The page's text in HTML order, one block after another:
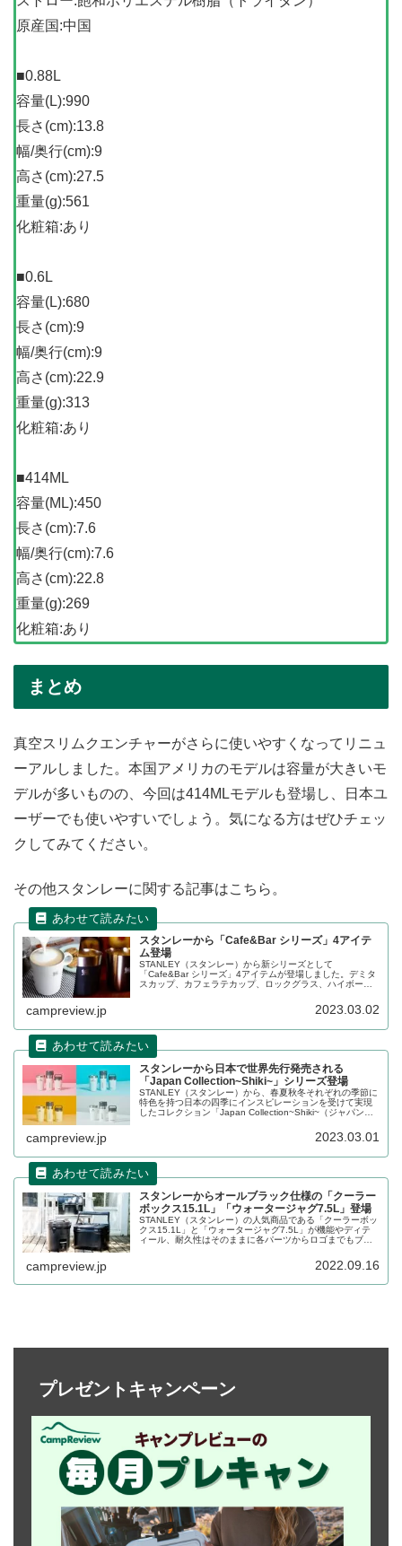
原産国:中国
■0.88L
容量(L):990
長さ(cm):13.8
幅/奥行(cm):9
高さ(cm):27.5
重量(g):561
化粧箱:あり
■0.6L
容量(L):680
長さ(cm):9
幅/奥行(cm):9
高さ(cm):22.9
重量(g):313
化粧箱:あり
■414ML
容量(ML):450
長さ(cm):7.6
幅/奥行(cm):7.6
高さ(cm):22.8
重量(g):269
化粧箱:あり
まとめ
真空スリムクエンチャーがさらに使いやすくなってリニュ
ーアルしました。本国アメリカのモデルは容量が大きいモ
デルが多いものの、今回は414MLモデルも登場し、日本ユ
ーザーでも使いやすいでしょう。気になる方はぜひチェッ
クしてみてください。
その他スタンレーに関する記事はこちら。
スタンレーから「Cafe&Bar シリーズ」4アイテ
ム登場
STANLEY（スタンレー）から新シリーズとして
「Cafe&Bar シリーズ」4アイテムが登場しました。デミタ
スカップ、カフェラテカップ、ロックグラス、ハイボール
ピッタリのシリーズです。詳細をレビューします。
campreview.jp 2023.03.02
スタンレーから日本で世界先行発売される
「Japan Collection~Shiki~」シリーズ登場
STANLEY（スタンレー）から、春夏秋冬それぞれの季節に
特色を持つ日本の四季にインスピレーションを受けて実現
したコレクション「Japan Collection~Shiki~（ジャパンコ
campreview.jp 2023.03.01
スタンレーからオールブラック仕様の「クーラー
ボックス15.1L」「ウォータージャグ7.5L」登場
STANLEY（スタンレー）の人気商品である「クーラーボッ
クス15.1L」と「ウォータージャグ7.5L」が機能やディテ
ィール、耐久性はそのままに各パーツからロゴまでもブラ
campreview.jp 2022.09.16
プレゼントキャンペーン